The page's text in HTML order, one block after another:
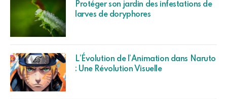
Protéger son jardin des infestations de
larves de doryphores
L’Évolution de l’Animation dans Naruto
: Une Révolution Visuelle